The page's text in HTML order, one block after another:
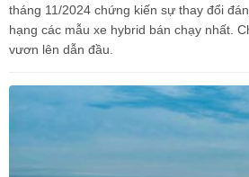
tháng 11/2024 chứng kiến sự thay đổi
hạng các mẫu xe hybrid bán chạy nhất.
vươn lên dẫn đầu.